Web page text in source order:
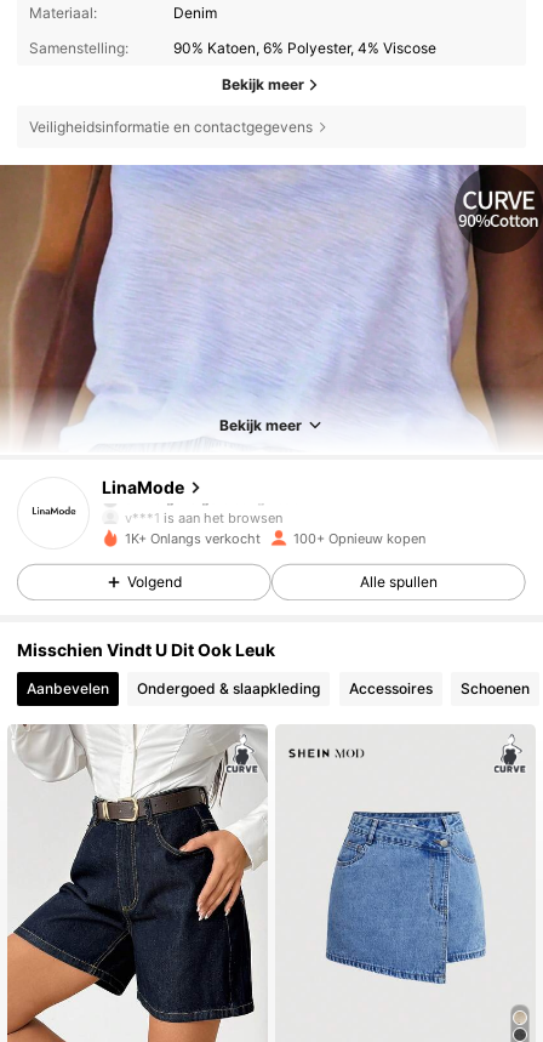
Materiaal:
Denim
Samenstelling:
90% Katoen, 6% Polyester, 4% Viscose
Bekijk meer
Veiligheidsinformatie en contactgegevens
Bekijk meer
LinaMode
v***1 is aan het browsen
4.77
199 Volgers
4.77 199 Volgers
4.77 199 Volgers
4.77 199 Volgers
4.77 199 Volgers
199 Volgers
1K+ Onlangs verkocht 100+ Opnieuw kopen
Volgend Alle spullen
Misschien Vindt U Dit Ook Leuk
Aanbevelen Ondergoed & slaapkleding Accessoires Schoenen